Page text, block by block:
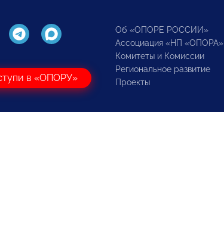
в «ОПОРУ»
Об «ОПОРЕ РОССИИ»
Ассоциация «НП «ОПОРА»
Комитеты и Комиссии
Региональное развитие
Проекты